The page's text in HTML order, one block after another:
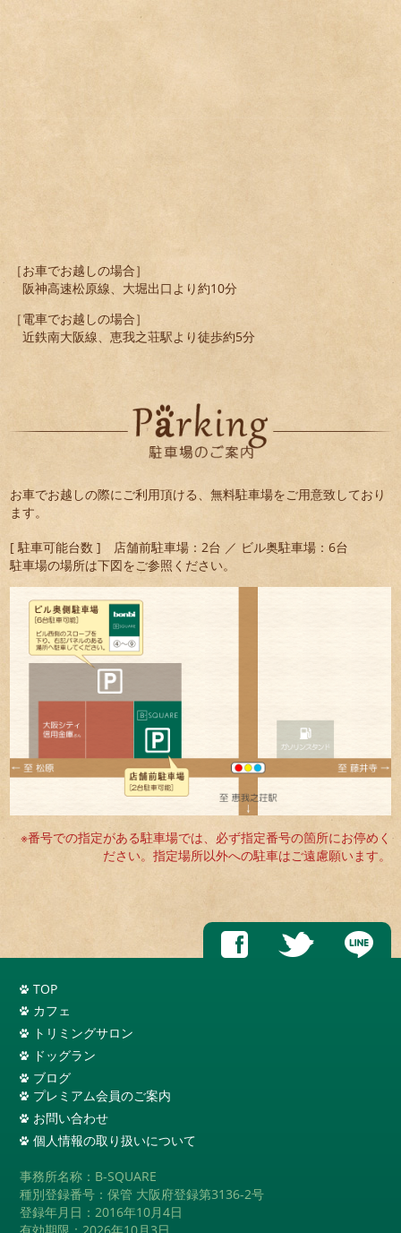
［お車でお越しの場合］
阪神高速松原線、大堀出口より約10分
［電車でお越しの場合］
近鉄南大阪線、恵我之荘駅より徒歩約5分
お車でお越しの際にご利用頂ける、無料駐車場をご用意致しており
ます。
[ 駐車可能台数 ] 店舗前駐車場：2台 ／ ビル奥駐車場：6台
駐車場の場所は下図をご参照ください。
※番号での指定がある駐車場では、必ず指定番号の箇所にお停めく
ださい。指定場所以外への駐車はご遠慮願います。
TOP
カフェ
トリミングサロン
ドッグラン
ブログ
プレミアム会員のご案内
お問い合わせ
個人情報の取り扱いについて
事務所名称：B-SQUARE
種別登録番号：保管 大阪府登録第3136-2号
登録年月日：2016年10月4日